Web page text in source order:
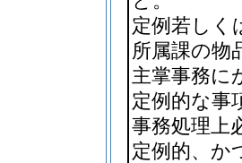
定例若しく
所属課の物
主掌事務に
定例的な事
事務処理上
定例的、か